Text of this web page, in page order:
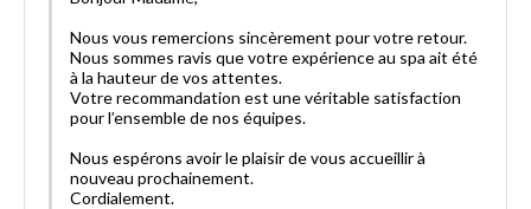
Nous vous remercions sincèrement pour votre retour.
Nous sommes ravis que votre expérience au spa ait été
à la hauteur de vos attentes.
Votre recommandation est une véritable satisfaction
pour l’ensemble de nos équipes.
Nous espérons avoir le plaisir de vous accueillir à
nouveau prochainement.
Cordialement.